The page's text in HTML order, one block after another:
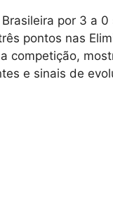
por 3 a
pontos nas
competição,
e sinais de